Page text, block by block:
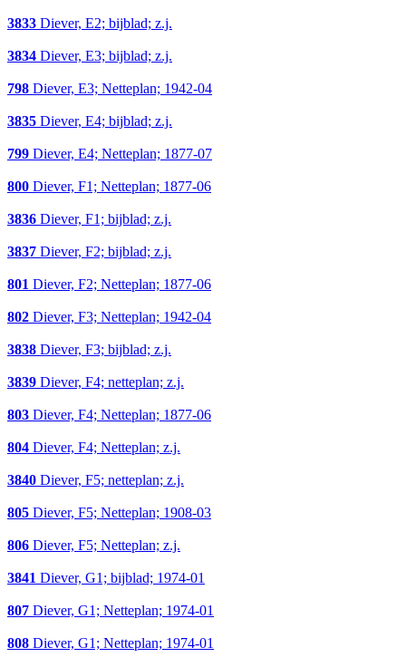
3833 Diever, E2; bijblad; z.j.
3834 Diever, E3; bijblad; z.j.
798 Diever, E3; Netteplan; 1942-04
3835 Diever, E4; bijblad; z.j.
799 Diever, E4; Netteplan; 1877-07
800 Diever, F1; Netteplan; 1877-06
3836 Diever, F1; bijblad; z.j.
3837 Diever, F2; bijblad; z.j.
801 Diever, F2; Netteplan; 1877-06
802 Diever, F3; Netteplan; 1942-04
3838 Diever, F3; bijblad; z.j.
3839 Diever, F4; netteplan; z.j.
803 Diever, F4; Netteplan; 1877-06
804 Diever, F4; Netteplan; z.j.
3840 Diever, F5; netteplan; z.j.
805 Diever, F5; Netteplan; 1908-03
806 Diever, F5; Netteplan; z.j.
3841 Diever, G1; bijblad; 1974-01
807 Diever, G1; Netteplan; 1974-01
808 Diever, G1; Netteplan; 1974-01